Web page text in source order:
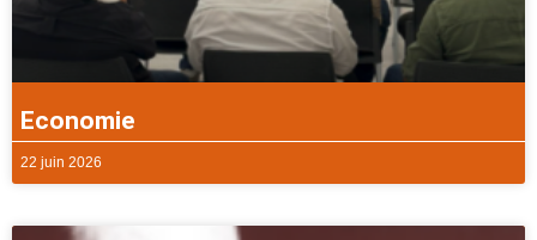
Economie
22 juin 2026